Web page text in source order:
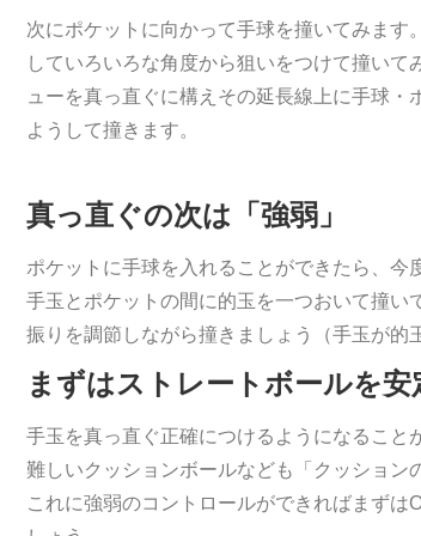
次にポケットに向かって手球を撞いてみます
していろいろな角度から狙いをつけて撞いて
ューを真っ直ぐに構えその延長線上に手球・
ようして撞きます。
真っ直ぐの次は「強弱」
ポケットに手球を入れることができたら、今
手玉とポケットの間に的玉を一つおいて撞い
振りを調節しながら撞きましょう（手玉が的
まずはストレートボールを安
手玉を真っ直ぐ正確につけるようになること
難しいクッションボールなども「クッション
これに強弱のコントロールができればまず